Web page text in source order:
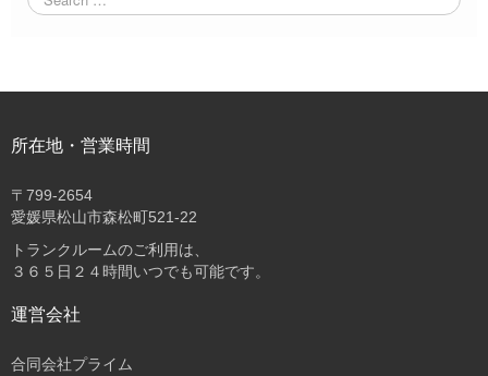
所在地・営業時間
〒 799-2654
愛媛県松山市森松町521-22
トランクルームのご利用は、
３６５日２４時間いつでも可能です。
運営会社
合同会社プライム